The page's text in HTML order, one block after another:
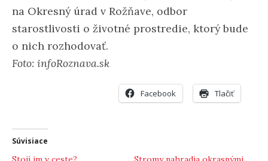
na Okresný úrad v Rožňave, odbor
starostlivosti o životné prostredie, ktorý bude
o nich rozhodovať.
Foto: infoRoznava.sk
Facebook Tlačiť
Súvisiace